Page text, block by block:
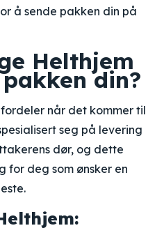
å sende pakken din på
Helthjem
din?
når det kommer til
seg på levering
dør, og dette
for deg som ønsker en